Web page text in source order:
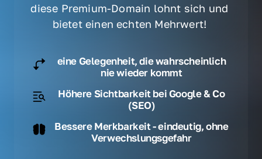
diese Premium-Domain lohnt sich und
bietet einen echten Mehrwert!
eine Gelegenheit, die wahrscheinlich
nie wieder kommt
Höhere Sichtbarkeit bei Google & Co
(SEO)
Bessere Merkbarkeit - eindeutig, ohne
Verwechslungsgefahr